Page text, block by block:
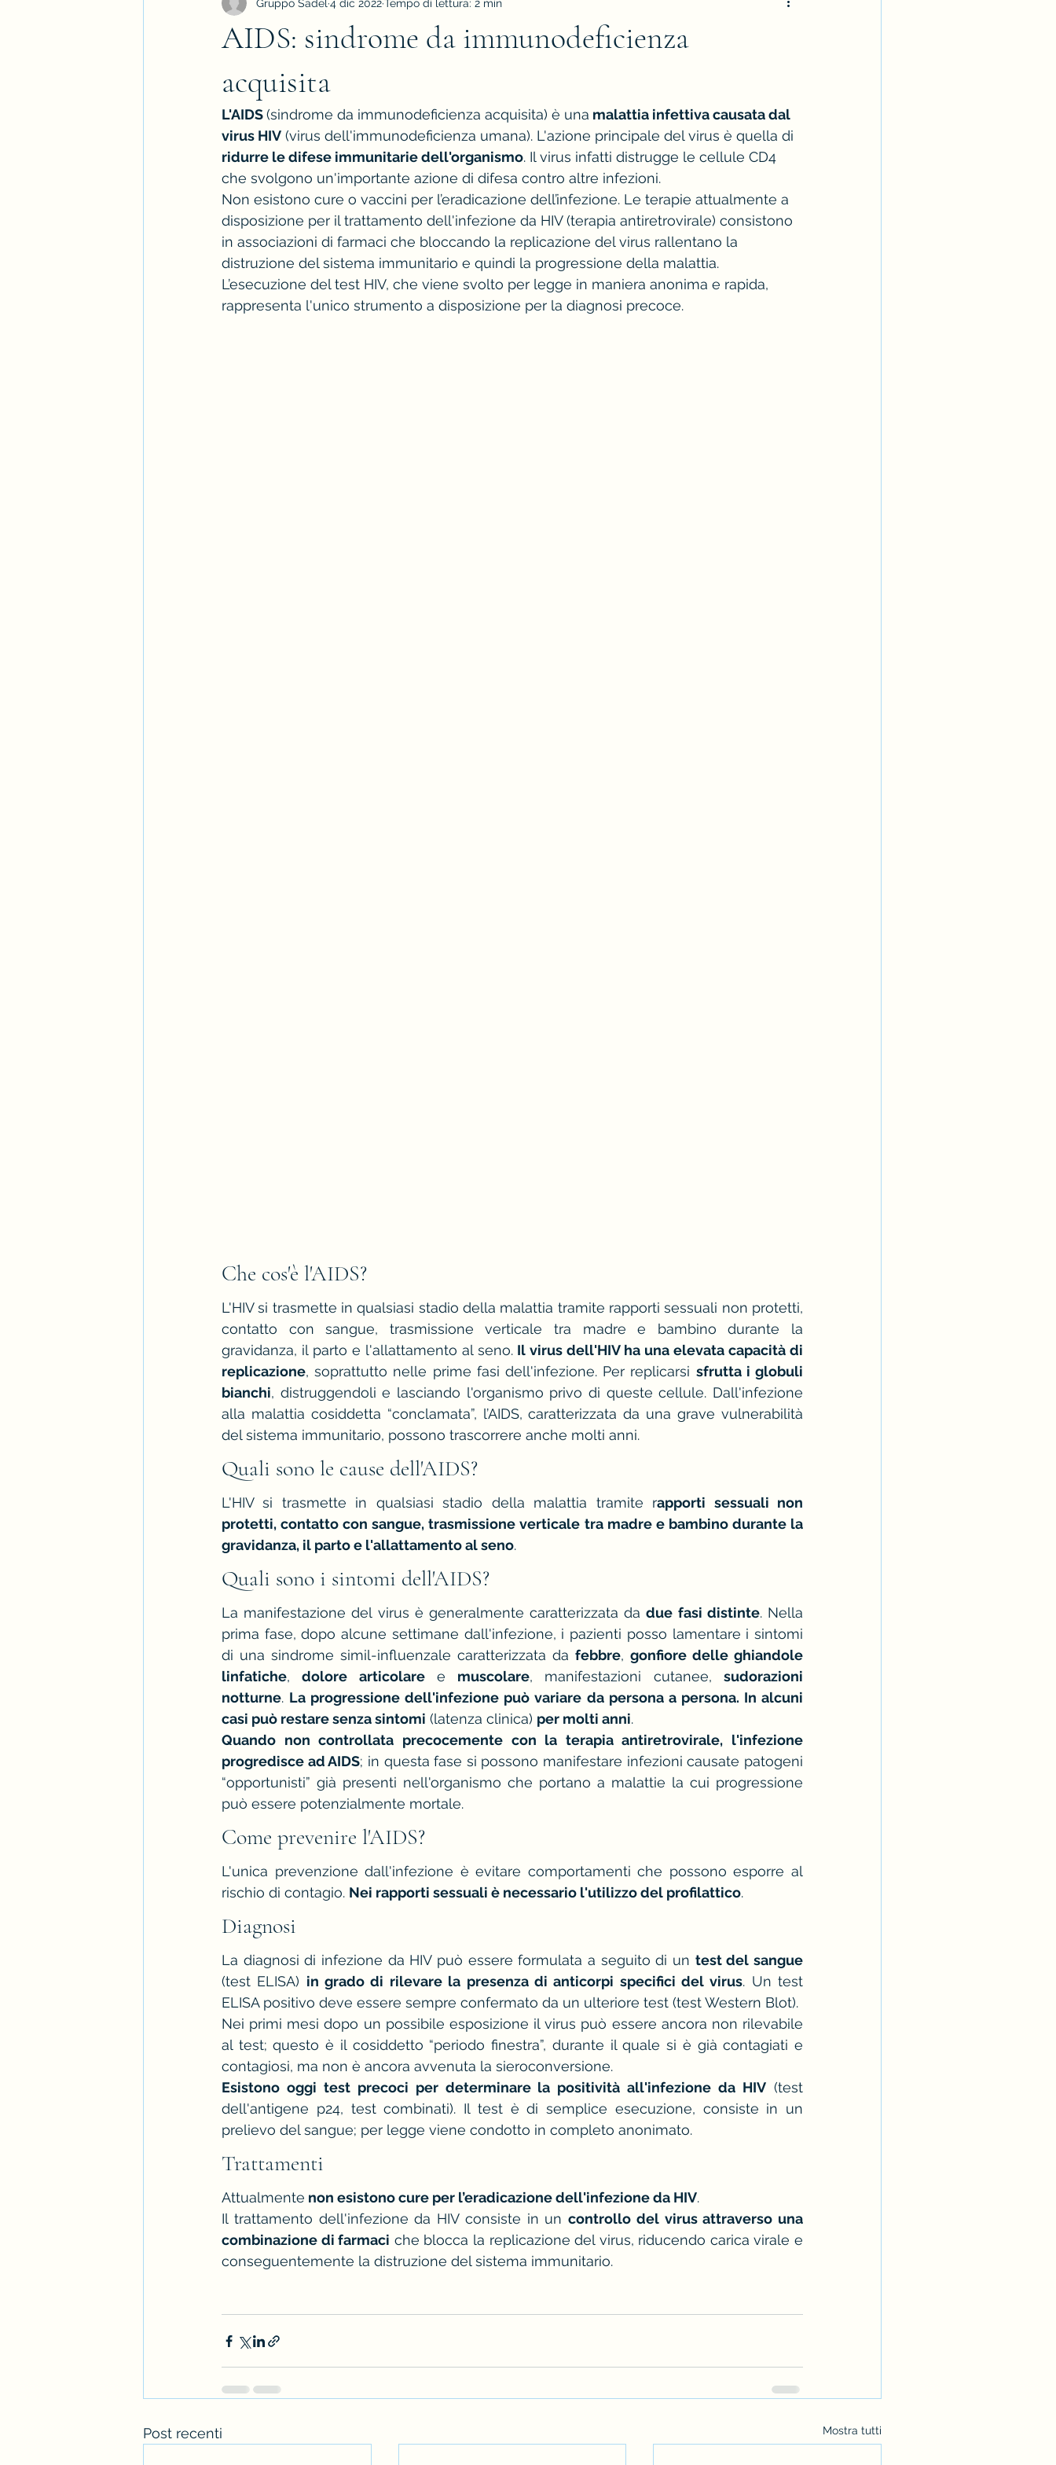
AIDS: sindrome da immunodeficienza
acquisita
Gruppo Sadel 4 dic 2022Tempo di lettura: 2 min
L'AIDS (sindrome da immunodeficienza acquisita) è una malattia infettiva causata dal
virus HIV (virus dell'immunodeficienza umana). L'azione principale del virus è quella di
ridurre le difese immunitarie dell'organismo. Il virus infatti distrugge le cellule CD4
che svolgono un'importante azione di difesa contro altre infezioni.
Non esistono cure o vaccini per l’eradicazione dell’infezione. Le terapie attualmente a
disposizione per il trattamento dell'infezione da HIV (terapia antiretrovirale) consistono
in associazioni di farmaci che bloccando la replicazione del virus rallentano la
distruzione del sistema immunitario e quindi la progressione della malattia.
L’esecuzione del test HIV, che viene svolto per legge in maniera anonima e rapida,
rappresenta l'unico strumento a disposizione per la diagnosi precoce.
Che cos'è l'AIDS?
L'HIV si trasmette in qualsiasi stadio della malattia tramite rapporti sessuali non protetti,
contatto con sangue, trasmissione verticale tra madre e bambino durante la
gravidanza, il parto e l'allattamento al seno. Il virus dell'HIV ha una elevata capacità di
replicazione, soprattutto nelle prime fasi dell'infezione. Per replicarsi sfrutta i globuli
bianchi, distruggendoli e lasciando l'organismo privo di queste cellule. Dall'infezione
alla malattia cosiddetta “conclamata”, l’AIDS, caratterizzata da una grave vulnerabilità
del sistema immunitario, possono trascorrere anche molti anni.
Quali sono le cause dell'AIDS?
L'HIV si trasmette in qualsiasi stadio della malattia tramite rapporti sessuali non
protetti, contatto con sangue, trasmissione verticale tra madre e bambino durante la
gravidanza, il parto e l'allattamento al seno.
Quali sono i sintomi dell'AIDS?
La manifestazione del virus è generalmente caratterizzata da due fasi distinte. Nella
prima fase, dopo alcune settimane dall'infezione, i pazienti posso lamentare i sintomi
di una sindrome simil-influenzale caratterizzata da febbre, gonfiore delle ghiandole
linfatiche, dolore articolare e muscolare, manifestazioni cutanee, sudorazioni
notturne. La progressione dell'infezione può variare da persona a persona. In alcuni
casi può restare senza sintomi (latenza clinica) per molti anni.
Quando non controllata precocemente con la terapia antiretrovirale, l'infezione
progredisce ad AIDS; in questa fase si possono manifestare infezioni causate patogeni
“opportunisti” già presenti nell'organismo che portano a malattie la cui progressione
può essere potenzialmente mortale.
Come prevenire l'AIDS?
L'unica prevenzione dall'infezione è evitare comportamenti che possono esporre al
rischio di contagio. Nei rapporti sessuali è necessario l'utilizzo del profilattico.
Diagnosi
La diagnosi di infezione da HIV può essere formulata a seguito di un test del sangue
(test ELISA) in grado di rilevare la presenza di anticorpi specifici del virus. Un test
ELISA positivo deve essere sempre confermato da un ulteriore test (test Western Blot).
Nei primi mesi dopo un possibile esposizione il virus può essere ancora non rilevabile
al test; questo è il cosiddetto “periodo finestra”, durante il quale si è già contagiati e
contagiosi, ma non è ancora avvenuta la sieroconversione.
Esistono oggi test precoci per determinare la positività all'infezione da HIV (test
dell'antigene p24, test combinati). Il test è di semplice esecuzione, consiste in un
prelievo del sangue; per legge viene condotto in completo anonimato.
Trattamenti
Attualmente non esistono cure per l’eradicazione dell'infezione da HIV.
Il trattamento dell'infezione da HIV consiste in un controllo del virus attraverso una
combinazione di farmaci che blocca la replicazione del virus, riducendo carica virale e
conseguentemente la distruzione del sistema immunitario.
Post recenti Mostra tutti